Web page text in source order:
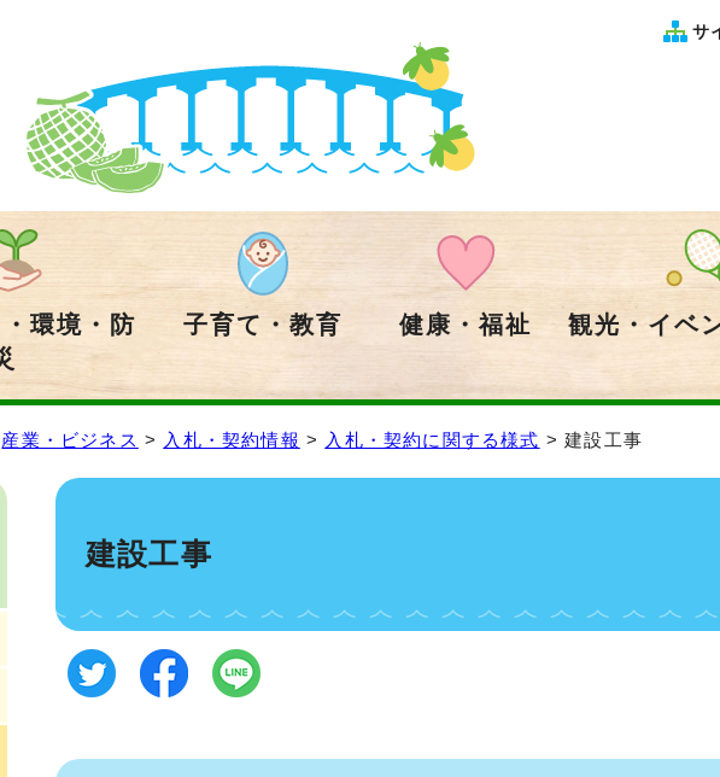
サ
環境・防
子育て・教育 健康・福祉 観光・イベ
産業・ビジネス > 入札・契約情報 > 入札・契約に関する様式 > 建設工事
建設工事